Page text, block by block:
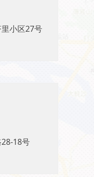
小区27号
小区27号
18号
18号